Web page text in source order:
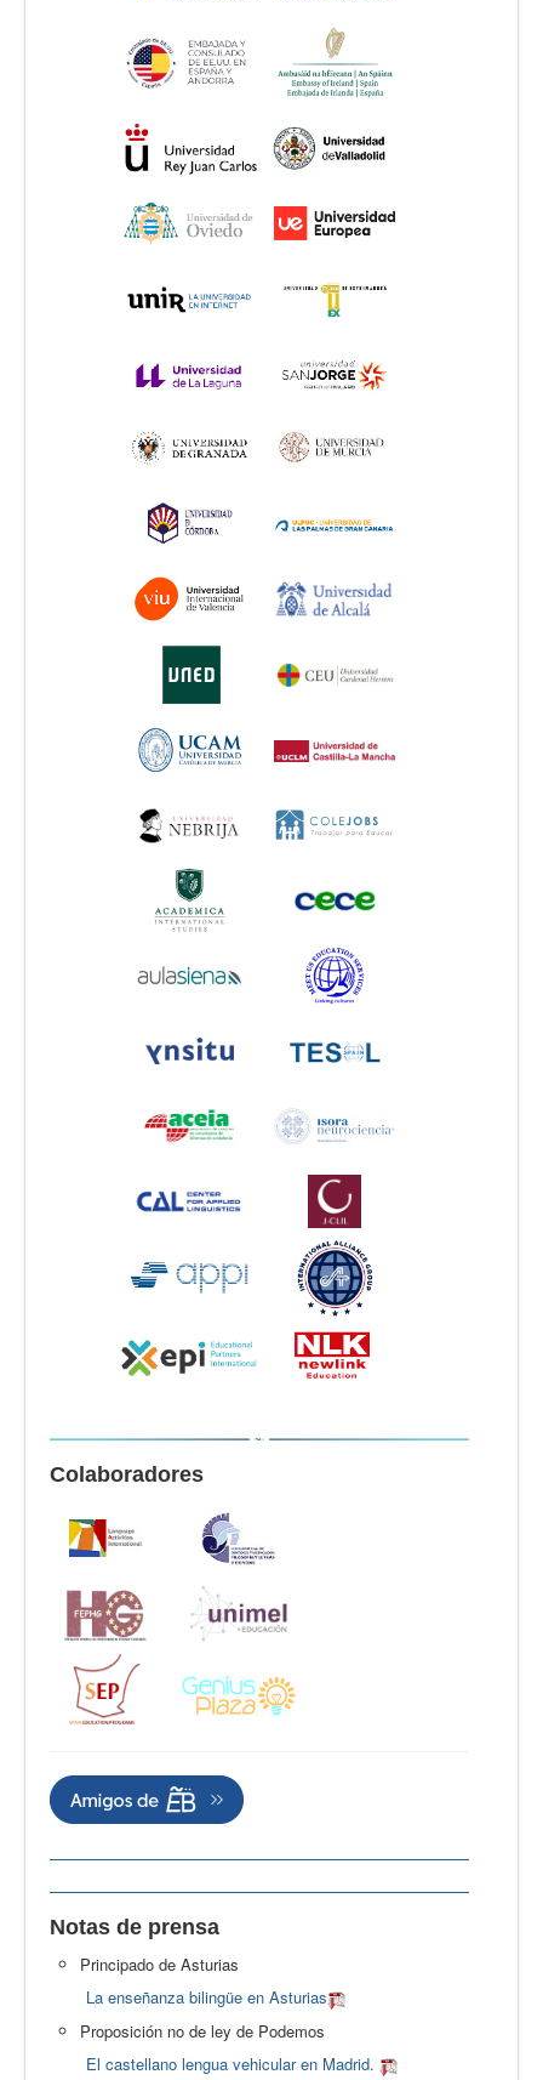
Colaboradores
Notas de prensa
Principado de Asturias
La enseñanza bilingüe en Asturias
Proposición no de ley de Podemos
El castellano lengua vehicular en Madrid.